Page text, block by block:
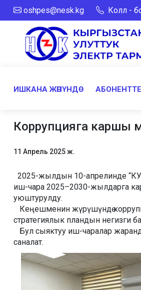
oshpes@nesk.kg Колл -
ИШКАНА ЖӨНҮНДӨ
Коррупцияга каршы
11 Апрель 2025 ж.
2025-жылдын 10-апрелинде
иш-чара 2025–2030-жылдарга
уюштурулду.
Кеңешменин жүрүшүндө
стратегиялык пландын негизги
Бул сыяктуу иш-чаралар
саналат.